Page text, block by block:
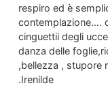
respiro ed è
contemplazione….
cinguettii degli
danza delle
,bellezza , stupore
.Irenilde